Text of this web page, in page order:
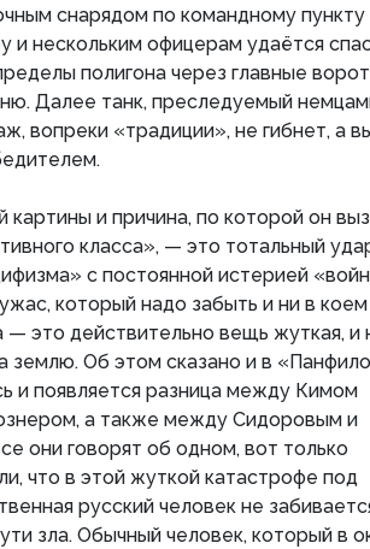
снарядом по командному пункту
и нескольким офицерам удаётся
полигона через главные
Далее танк, преследуемый
вопреки «традиции», не гибнет, а
картины и причина, по которой он
класса», — это тотальный
с постоянной истерией
который надо забыть и ни в коем
— это действительно вещь жуткая, и
землю. Об этом сказано и в
и появляется разница между Кимом
а также между Сидоровым и
они говорят об одном, вот только
что в этой жуткой катастрофе под
русский человек не
зла. Обычный человек, который в